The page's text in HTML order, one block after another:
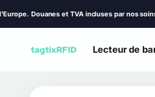
et TVA incluses par nos soins.
Lecteur de
TagtixRFID